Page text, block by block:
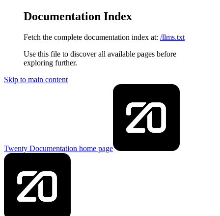
Documentation Index
Fetch the complete documentation index at: /llms.txt
Use this file to discover all available pages before
exploring further.
Skip to main content
Twenty Documentation home page